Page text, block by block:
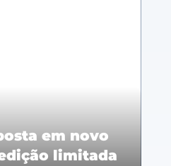
em novo
limitada